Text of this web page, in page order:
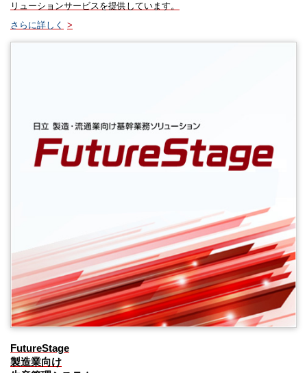
リューションサービスを提供しています。
さらに詳しく >
FutureStage
製造業向け